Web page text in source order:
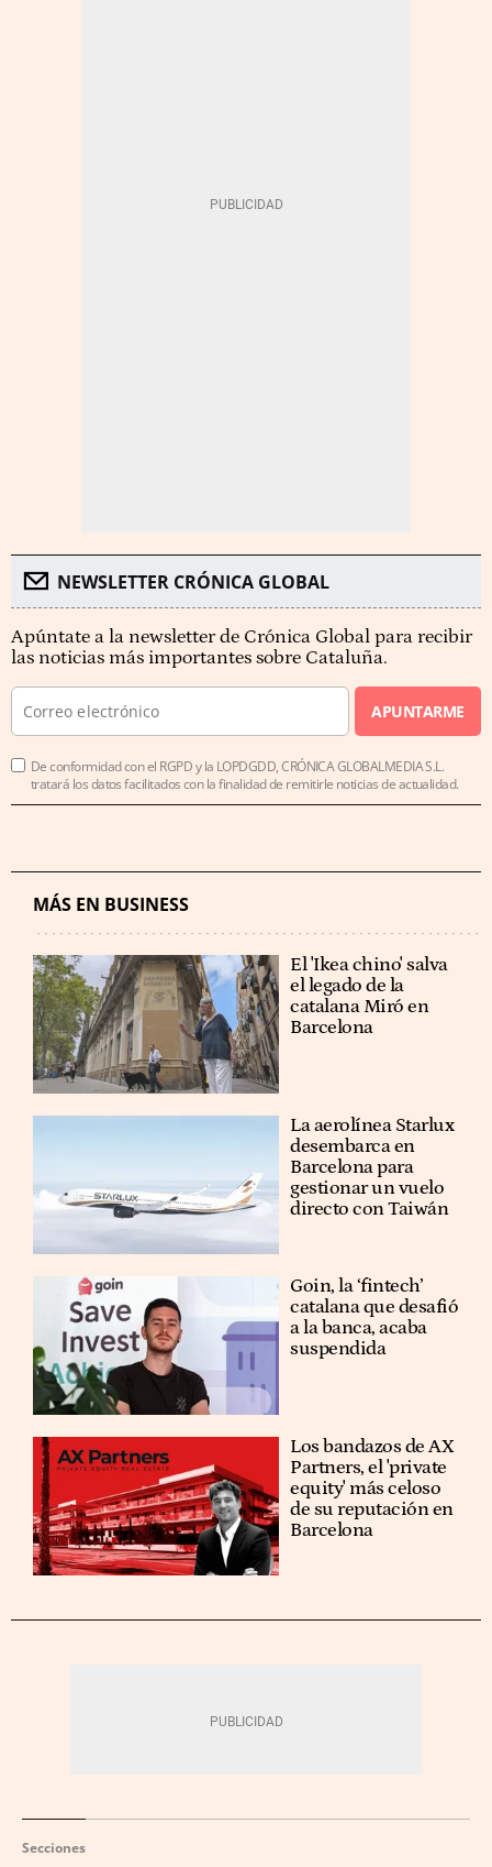
NEWSLETTER CRÓNICA GLOBAL
Apúntate a la newsletter de Crónica Global para recibir
las noticias más importantes sobre Cataluña.
APUNTARME
De conformidad con el RGPD y la LOPDGDD, CRÓNICA GLOBALMEDIA S.L.
tratará los datos facilitados con la finalidad de remitirle noticias de actualidad.
MÁS EN BUSINESS
El 'Ikea chino' salva
el legado de la
catalana Miró en
Barcelona
La aerolínea Starlux
desembarca en
Barcelona para
gestionar un vuelo
directo con Taiwán
Goin, la ‘fintech’
catalana que desafió
a la banca, acaba
suspendida
Los bandazos de AX
Partners, el 'private
equity' más celoso
de su reputación en
Barcelona
Secciones